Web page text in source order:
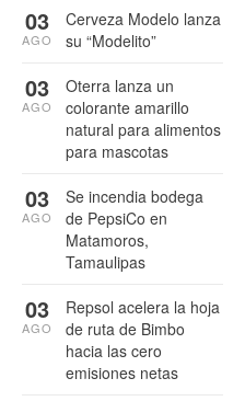
Cerveza Modelo lanza
su “Modelito”
03
AGO
Oterra lanza un
colorante amarillo
natural para alimentos
para mascotas
03
AGO
Se incendia bodega
de PepsiCo en
Matamoros,
Tamaulipas
03
AGO
Repsol acelera la hoja
de ruta de Bimbo
hacia las cero
emisiones netas
03
AGO